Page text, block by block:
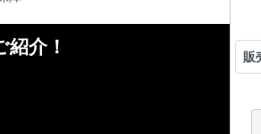
介！
販